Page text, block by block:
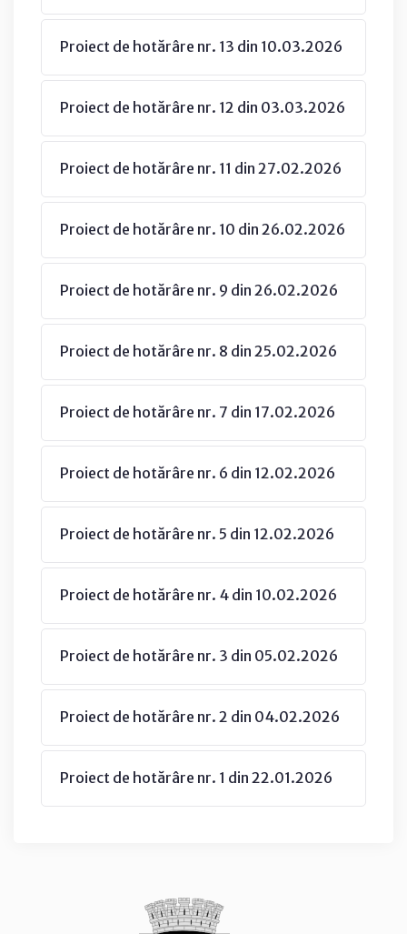
Proiect de hotărâre nr. 13 din 10.03.2026
Proiect de hotărâre nr. 12 din 03.03.2026
Proiect de hotărâre nr. 11 din 27.02.2026
Proiect de hotărâre nr. 10 din 26.02.2026
Proiect de hotărâre nr. 9 din 26.02.2026
Proiect de hotărâre nr. 8 din 25.02.2026
Proiect de hotărâre nr. 7 din 17.02.2026
Proiect de hotărâre nr. 6 din 12.02.2026
Proiect de hotărâre nr. 5 din 12.02.2026
Proiect de hotărâre nr. 4 din 10.02.2026
Proiect de hotărâre nr. 3 din 05.02.2026
Proiect de hotărâre nr. 2 din 04.02.2026
Proiect de hotărâre nr. 1 din 22.01.2026